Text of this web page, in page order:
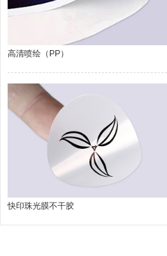
高清喷绘（PP）
快印珠光膜不干胶